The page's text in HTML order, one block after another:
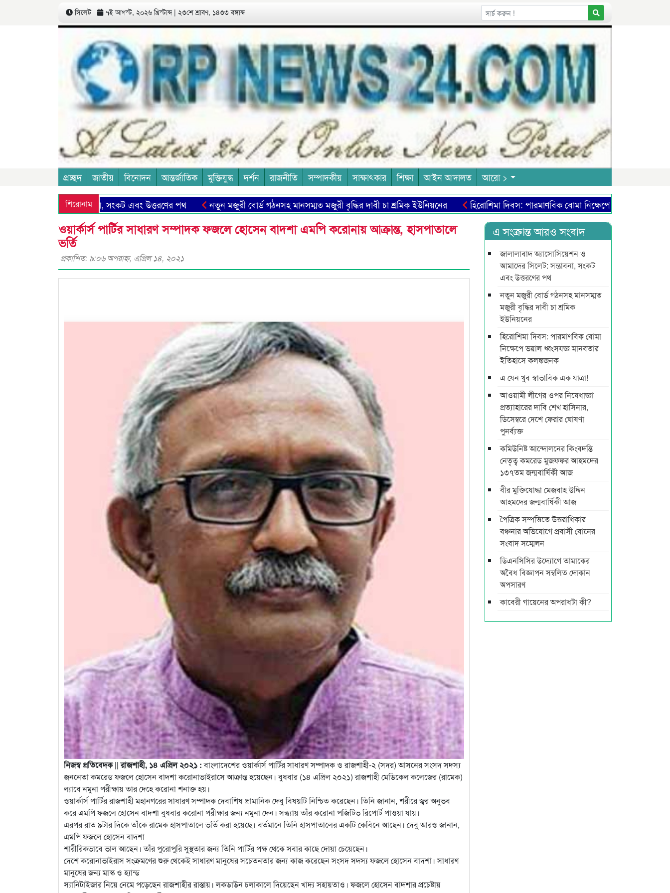
সিলেট ৭ই আগস্ট, ২০২৬ খ্রিস্টাব্দ | ২৩শে শ্রাবণ, ১৪৩৩ বঙ্গাব্দ
প্রচ্ছদ জাতীয় বিনোদন আন্তর্জাতিক মুক্তিযুদ্ধ দর্শন রাজনীতি সম্পাদকীয় সাক্ষাৎকার শিক্ষা আইন আদালত আরো >
শিরোনাম
সিলেট: সম্ভাবনা, সংকট এবং উত্তরণের পথ নতুন মজুরী বোর্ড গঠনসহ মানসম্মত মজুরী বৃদ্ধির দাবী চা শ্রমিক ইউনিয়নের হিরোশিমা দিবস: পারমাণবিক বোমা নিক্ষেপে ভয়াল ধ্বংসযজ্ঞ
ওয়ার্কার্স পার্টির সাধারণ সম্পাদক ফজলে হোসেন বাদশা এমপি করোনায় আক্রান্ত, হাসপাতালে
ভর্তি
প্রকাশিত: ৯:০৬ অপরাহ্ণ, এপ্রিল ১৪, ২০২১
নিজস্ব প্রতিবেদক || রাজশাহী, ১৪ এপ্রিল ২০২১ :বাংলাদেশের ওয়ার্কার্স পার্টির সাধারণ সম্পাদক ও রাজশাহী-২ (সদর) আসনের সংসদ সদস্য
জননেতা কমরেড ফজলে হোসেন বাদশা করোনাভাইরাসে আক্রান্ত হয়েছেন। বুধবার (১৪ এপ্রিল ২০২১) রাজশাহীমেডিকেল কলেজের (রামেক)
ল্যাবে নমুনা পরীক্ষায় তার দেহে করোনা শনাক্ত হয়।
ওয়ার্কার্স পার্টির রাজশাহী মহানগরের সাধারণ সম্পাদক দেবাশিষ প্রামানিক দেবু বিষয়টি নিশ্চিত করেছেন। তিনি জানান, শরীরে জ্বর অনুভব
করে এমপি ফজলে হোসেন বাদশা বুধবার করোনা পরীক্ষার জন্য নমুনা দেন। সন্ধ্যায় তাঁর করোনা পজিটিভ রিপোর্ট পাওয়া যায়।
এরপর রাত ৯টার দিকে তাঁকে রামেক হাসপাতালে ভর্তি করা হয়েছে। বর্তমানে তিনি হাসপাতালের একটি কেবিনে আছেন। দেবু আরও জানান,
এমপি ফজলে হোসেন বাদশা
শারীরিকভাবে ভাল আছেন। তাঁর পুরোপুরি সুস্থতার জন্য তিনি পার্টির পক্ষ থেকে সবার কাছে দোয়া চেয়েছেন।
দেশে করোনাভাইরাস সংক্রমণের শুরু থেকেই সাধারণ মানুষের সচেতনতার জন্য কাজ করেছেন সংসদ সদস্য ফজলে হোসেন বাদশা। সাধারণ
মানুষের জন্য মাস্ক ও হ্যান্ড
স্যানিটাইজার নিয়ে নেমে পড়েছেন রাজশাহীর রাস্তায়। লকডাউন চলাকালে দিয়েছেন খাদ্য সহায়তাও। ফজলে হোসেন বাদশার প্রচেষ্টায়
এ সংক্রান্ত আরও সংবাদ
জালালাবাদ অ্যাসোসিয়েশন ও
আমাদের সিলেট: সম্ভাবনা, সংকট
এবং উত্তরণের পথ
নতুন মজুরী বোর্ড গঠনসহ মানসম্মত
মজুরী বৃদ্ধির দাবী চা শ্রমিক
ইউনিয়নের
হিরোশিমা দিবস: পারমাণবিক বোমা
নিক্ষেপে ভয়াল ধ্বংসযজ্ঞ মানবতার
ইতিহাসে কলঙ্কজনক
এ যেন খুব স্বাভাবিক এক যাত্রা!
আওয়ামী লীগের ওপর নিষেধাজ্ঞা
প্রত্যাহারের দাবি শেখ হাসিনার,
ডিসেম্বরে দেশে ফেরার ঘোষণা
পুনর্ব্যক্ত
কমিউনিষ্ট আন্দোলনের কিংবদন্তি
নেতৃত্ব কমরেড মুজফ্ফর আহমদের
১৩৭তম জন্মবার্ষিকী আজ
বীর মুক্তিযোদ্ধা মেজবাহ উদ্দিন
আহমদের জন্মবার্ষিকী আজ
পৈত্রিক সম্পত্তিতে উত্তরাধিকার
বঞ্চনার অভিযোগে প্রবাসী বোনের
সংবাদ সম্মেলন
ডিএনসিসির উদ্যোগে তামাকের
অবৈধ বিজ্ঞাপন সম্বলিত দোকান
অপসারণ
কাবেরী গায়েনের অপরাধটা কী?